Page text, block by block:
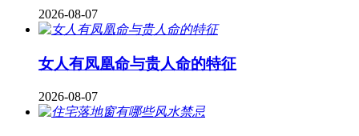
2026-08-07
女人有凤凰命与贵人命的特征
2026-08-07